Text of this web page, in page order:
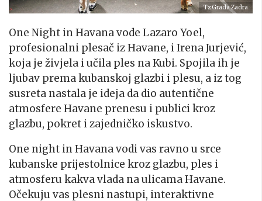
Tz Grada Zadra
One Night in Havana vode Lazaro Yoel,
profesionalni plesač iz Havane, i Irena Jurjević,
koja je živjela i učila ples na Kubi. Spojila ih je
ljubav prema kubanskoj glazbi i plesu, a iz tog
susreta nastala je ideja da dio autentične
atmosfere Havane prenesu i publici kroz
glazbu, pokret i zajedničko iskustvo.
One night in Havana vodi vas ravno u srce
kubanske prijestolnice kroz glazbu, ples i
atmosferu kakva vlada na ulicama Havane.
Očekuju vas plesni nastupi, interaktivne